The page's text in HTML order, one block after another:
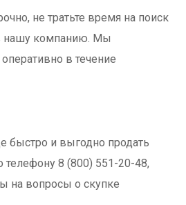
не тратьте время на поиск
нашу компанию. Мы
в течение
быстро и выгодно продать
телефону 8 (800) 551-20-48,
на вопросы о скупке